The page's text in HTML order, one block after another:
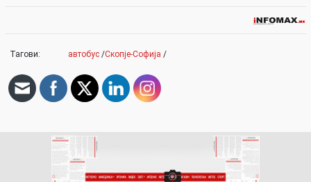
Тагови: автобус /Скопје-Софија /